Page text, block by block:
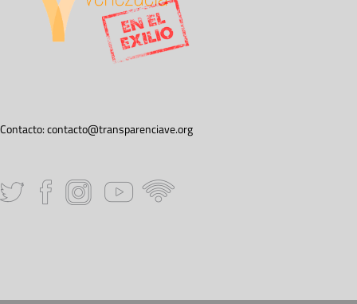
Contacto:contacto@transparenciave.org